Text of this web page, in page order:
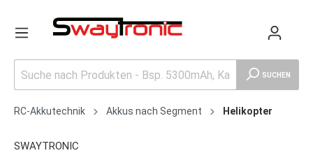
SUCHEN
RC-Akkutechnik Akkus nach Segment Helikopter
SWAYTRONIC